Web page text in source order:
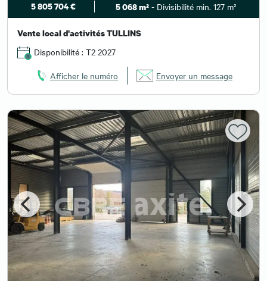
5 805 704 € 5 068 m² - Divisibilité min. 127 m²
Vente local d'activités TULLINS
Disponibilité : T2 2027
Afficher le numéro Envoyer un message